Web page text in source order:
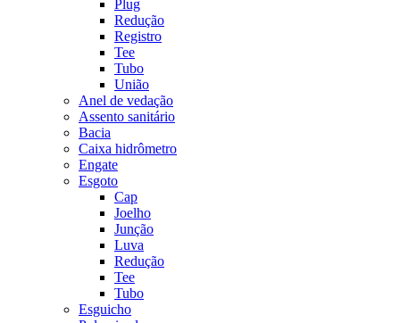
Plug
Redução
Registro
Tee
Tubo
União
Anel de vedação
Assento sanitário
Bacia
Caixa hidrômetro
Engate
Esgoto
Cap
Joelho
Junção
Luva
Redução
Tee
Tubo
Esguicho